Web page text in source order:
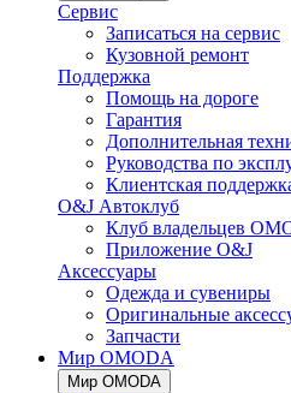
Сервис
Записаться на сервис
Кузовной ремонт
Поддержка
Помощь на дороге
Гарантия
Дополнительная
Руководства по
Клиентская
O&J Автоклуб
Клуб владельцев
Приложение O&J
Аксессуары
Одежда и сувениры
Оригинальные
Запчасти
Мир OMODA
Мир OMODA